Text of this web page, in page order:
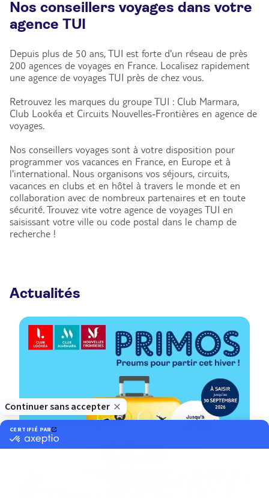
Nos conseillers voyages dans votre
agence TUI
Depuis plus de 50 ans, TUI est forte d'un réseau de près
200 agences de voyages en France. Localisez rapidement
une agence de voyages TUI près de chez vous.
Retrouvez les marques du groupe TUI : Club Marmara,
Club Lookéa et Circuits Nouvelles-Frontières en agence de
voyages.
Nos conseillers voyages sont à votre disposition pour
programmer vos vacances en France, en Europe et à
l'international. Nous organisons vos séjours, circuits,
vacances en clubs et en hôtel à travers le monde et en
collaboration avec de nombreux partenaires et en toute
sécurité. Trouvez vite votre agence de voyages TUI en
saisissant votre ville ou code postal dans le champ de
recherche !
Actualités